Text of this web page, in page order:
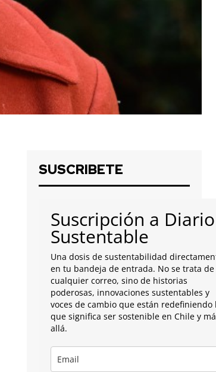
SUSCRIBETE
Suscripción a Diario
Sustentable
Una dosis de sustentabilidad
en tu bandeja de entrada. No se trata de
cualquier correo, sino de historias
poderosas, innovaciones sustentables y
voces de cambio que están redefiniendo
que significa ser sostenible en Chile y
allá.